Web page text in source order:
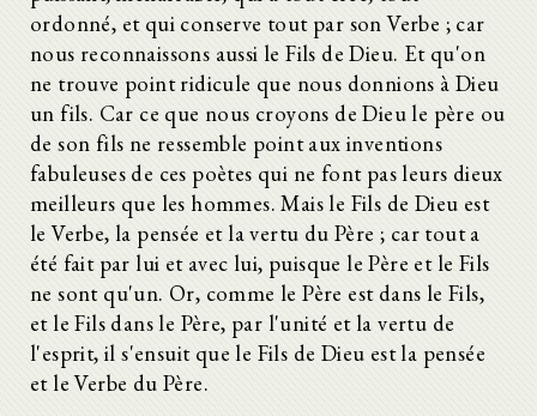
ordonné, et qui conserve tout par son Verbe ; car
nous reconnaissons aussi le Fils de Dieu. Et qu'on
ne trouve point ridicule que nous donnions à Dieu
un fils. Car ce que nous croyons de Dieu le père ou
de son fils ne ressemble point aux inventions
fabuleuses de ces poètes qui ne font pas leurs dieux
meilleurs que les hommes. Mais le Fils de Dieu est
le Verbe, la pensée et la vertu du Père ; car tout a
été fait par lui et avec lui, puisque le Père et le Fils
ne sont qu'un. Or, comme le Père est dans le Fils,
et le Fils dans le Père, par l'unité et la vertu de
l'esprit, il s'ensuit que le Fils de Dieu est la pensée
et le Verbe du Père.